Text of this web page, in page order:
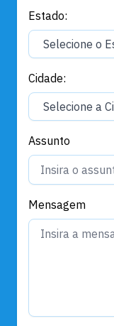
Estado:
Cidade:
Assunto
Mensagem